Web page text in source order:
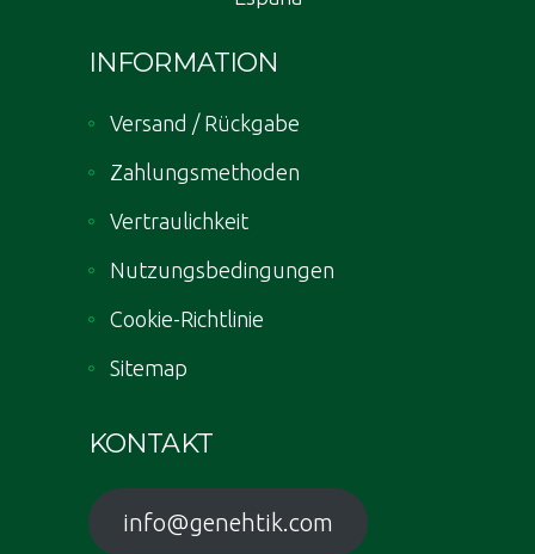
INFORMATION
Versand / Rückgabe
Zahlungsmethoden
Vertraulichkeit
Nutzungsbedingungen
Cookie-Richtlinie
Sitemap
KONTAKT
info@genehtik.com